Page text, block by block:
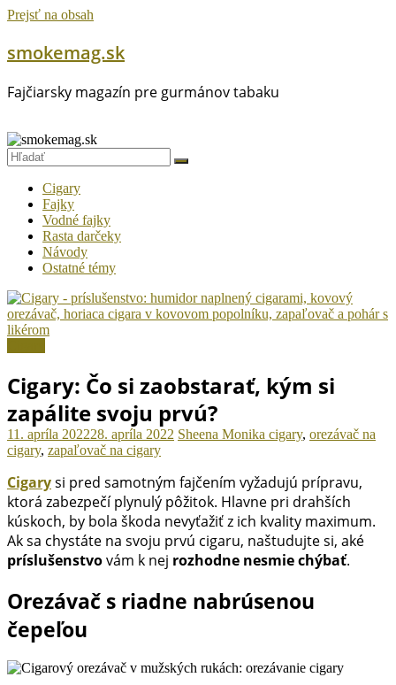
Prejsť na obsah
smokemag.sk
Fajčiarsky magazín pre gurmánov tabaku
Cigary
Fajky
Vodné fajky
Rasta darčeky
Návody
Ostatné témy
Cigary: Čo si zaobstarať, kým si
zapálite svoju prvú?
11. apríla 202228. apríla 2022 Sheena Monika cigary, orezávač na
cigary, zapaľovač na cigary
Cigarysi pred samotným fajčením vyžadujú prípravu,
ktorá zabezpečí plynulý pôžitok. Hlavne pri drahších
kúskoch, by bola škoda nevyťažiť z ich kvality maximum.
Ak sa chystáte na svoju prvú cigaru, naštudujte si, aké
príslušenstvovám k nej rozhodne nesmie chýbať.
Orezávač s riadne nabrúsenou
čepeľou